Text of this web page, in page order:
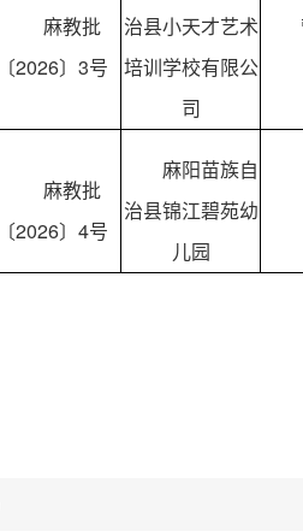
麻教批
〔2026〕3号
治县小天才艺术
培训学校有限公
司
麻教批
〔2026〕4号
麻阳苗族自
治县锦江碧苑幼
儿园